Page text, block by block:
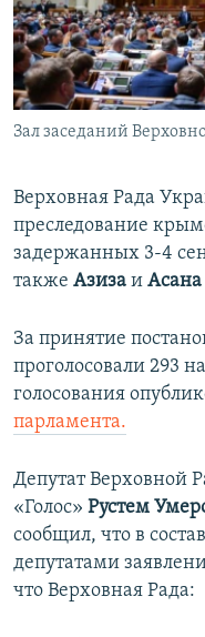
ПОБЕДИТЕЛЕЙ НЕ
КРЫМ.НЕПОКОРЕННЫЙ
ELIFBE
УКРАИНСКАЯ
ПРИСОЕДИНЯЙТЕСЬ!
Зал заседаний
Верховная Рада
преследование
задержанных 3-4
также Азиза и
За принятие
проголосовали 293
голосования
парламента.
Депутат Верховной
«Голос» Рустем
сообщил, что в
депутатами
что Верховная Рада: